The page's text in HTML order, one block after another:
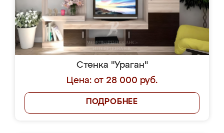
Стенка "Ураган"
Цена: от 28 000 руб.
ПОДРОБНЕЕ